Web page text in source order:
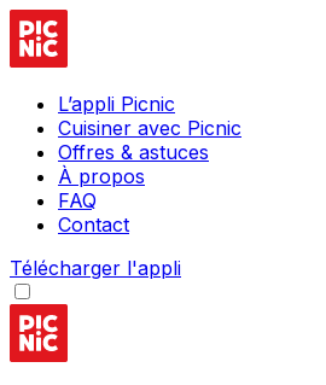
L’appli Picnic
Cuisiner avec Picnic
Offres & astuces
À propos
FAQ
Contact
Télécharger l'appli